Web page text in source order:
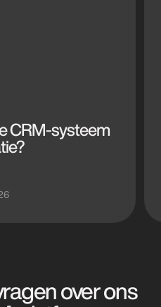
CRM-systeem
over ons